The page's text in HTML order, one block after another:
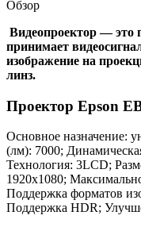
Обзор
Видеопроектор — это
принимает
изображение на
линз.
Проектор Epson
Основное назначение:
(лм): 7000;
Технология: 3LCD;
1920x1080;
Поддержка форматов
Поддержка HDR;